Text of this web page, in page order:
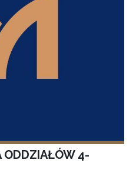
ODDZIAŁÓW 4-